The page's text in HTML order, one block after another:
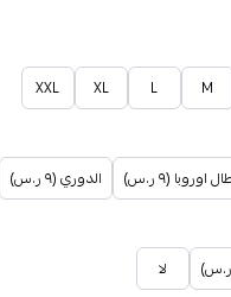
M
L
XL
XXL
اوروبا (٩ ر.س) الدوري (٩ ر.س)
لا